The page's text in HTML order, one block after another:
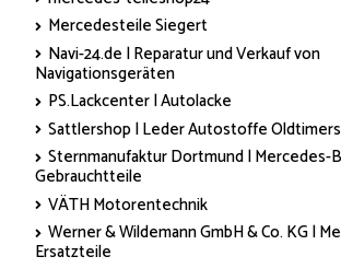
Mercedesteile Siegert
Navi-24.de | Reparatur und Verkauf von
Navigationsgeräten
PS.Lackcenter | Autolacke
Sattlershop | Leder Autostoffe
Sternmanufaktur Dortmund | Mercedes-
Gebrauchtteile
VÄTH Motorentechnik
Werner & Wildemann GmbH & Co. KG |
Ersatzteile